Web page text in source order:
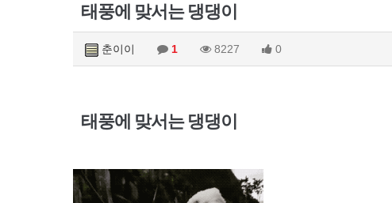
태풍에 맞서는 댕댕이
춘이이 1 8227 0
태풍에 맞서는 댕댕이